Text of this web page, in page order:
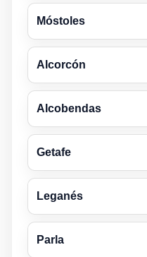
Móstoles
Alcorcón
Alcobendas
Getafe
Leganés
Parla